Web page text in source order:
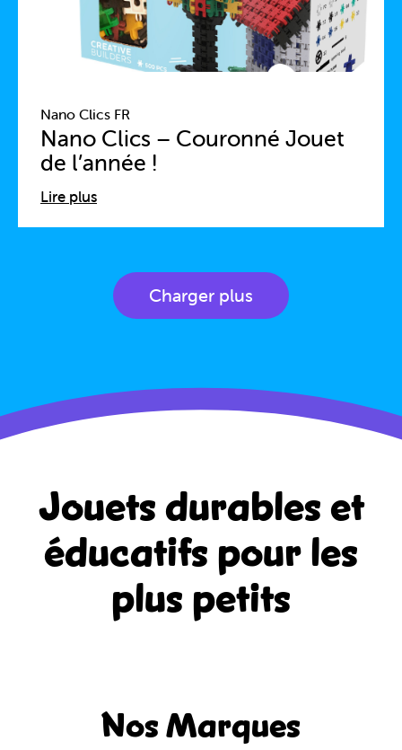
Nano Clics FR
Nano Clics – Couronné Jouet
de l’année !
Lire plus
Charger plus
Jouets durables et
éducatifs pour les
plus petits
Nos Marques